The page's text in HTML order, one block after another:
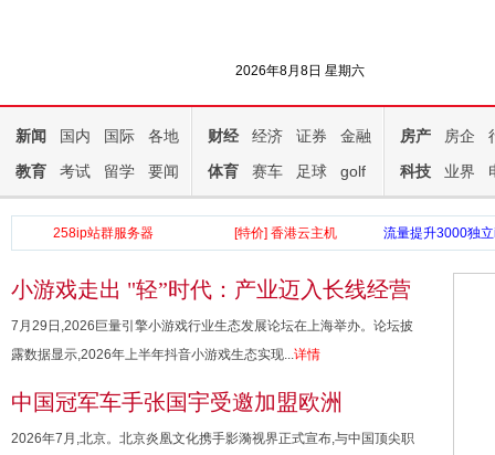
2026年8月8日 星期六
新闻 国内 国际
各地
教育
考试 留学 要闻
财经 经济 证券
金融
体育
赛车 足球 golf
房产 房企
科技
业界
258ip站群服务器 [特价] 香港云主机 流量提升3000独
小游戏走出 "轻”时代：产业迈入长线经营
与精品化新阶段
7月29日,2026巨量引擎小游戏行业生态发展论坛在上海举办。论坛披
露数据显示,2026年上半年抖音小游戏生态实现...详情
中国冠军车手张国宇受邀加盟欧洲
SANTANA车队，并首签经纪公司开启新
2026年7月,北京。北京炎凰文化携手影漪视界正式宣布,与中国顶尖职